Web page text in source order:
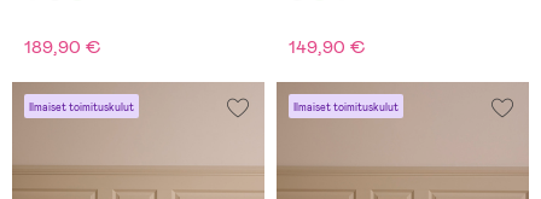
189,90 € 149,90 €
Ilmaiset toimituskulut Ilmaiset toimituskulut